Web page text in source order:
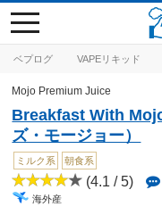
ベプログ VAPEリキッド
toggle
navigation
Mojo Premium Juice
Breakfast With
ズ・モージョー）
ミルク系 朝食系
(4.1 / 5)
海外産